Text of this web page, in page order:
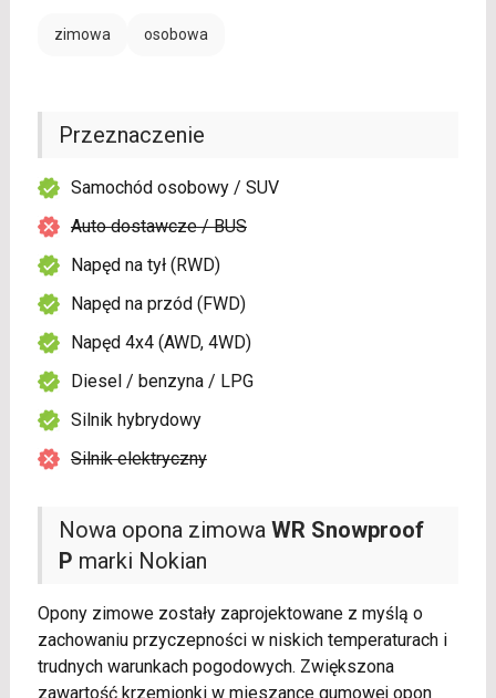
zimowa osobowa
Nowa opona zimowa WR Snowproof
P marki Nokian
Opony zimowe zostały zaprojektowane z myślą o
zachowaniu przyczepności w niskich temperaturach i
trudnych warunkach pogodowych. Zwiększona
zawartość krzemionki w mieszance gumowej opon
Przeznaczenie
Samochód osobowy / SUV
Auto dostawcze / BUS
Napęd na tył (RWD)
Napęd na przód (FWD)
Napęd 4x4 (AWD, 4WD)
Diesel / benzyna / LPG
Silnik hybrydowy
Silnik elektryczny